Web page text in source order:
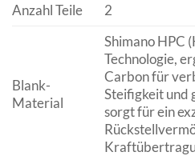
Anzahl Teile 2
Blank-
Material
Shimano HPC
Technologie,
Carbon für
Steifigkeit und
sorgt für ein